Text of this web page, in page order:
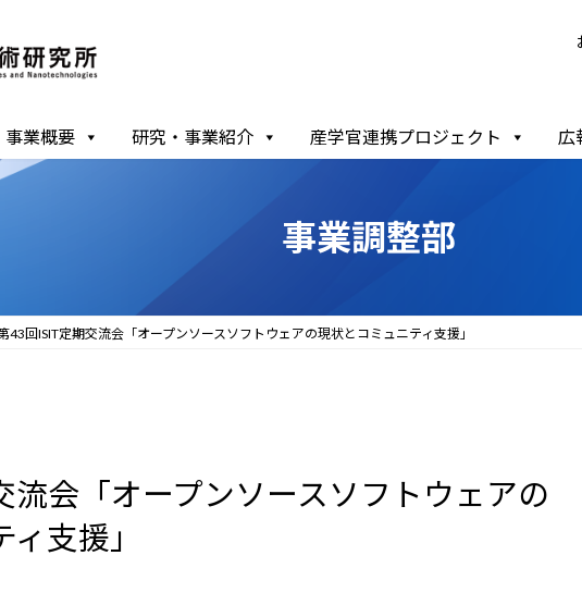
事業概要 研究・事業紹介 産学官連携プロジェクト 広
事業調整部
43回ISIT定期交流会「オープンソースソフトウェアの現状とコミュニティ支援」
流会「オープンソースソフトウェアの
支援」